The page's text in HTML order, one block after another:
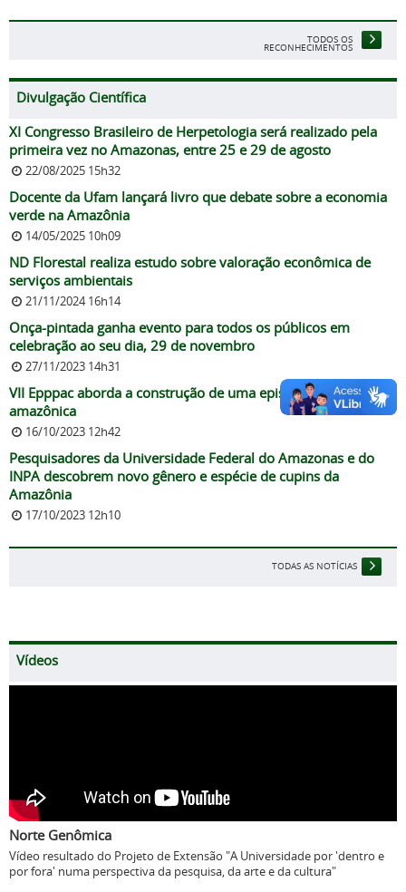
TODOS OS
RECONHECIMENTOS
Divulgação Científica
XI Congresso Brasileiro de Herpetologia será realizado pela
primeira vez no Amazonas, entre 25 e 29 de agosto
22/08/2025 15h32
Docente da Ufam lançará livro que debate sobre a economia
verde na Amazônia
14/05/2025 10h09
ND Florestal realiza estudo sobre valoração econômica de
serviços ambientais
21/11/2024 16h14
Onça-pintada ganha evento para todos os públicos em
celebração ao seu dia, 29 de novembro
27/11/2023 14h31
VII Epppac aborda a construção de uma epistemologia
amazônica
16/10/2023 12h42
Pesquisadores da Universidade Federal do Amazonas e do
INPA descobrem novo gênero e espécie de cupins da
Amazônia
17/10/2023 12h10
TODAS AS NOTÍCIAS
Vídeos
Norte Genômica
Vídeo resultado do Projeto de Extensão "A Universidade por 'dentro e
por fora' numa perspectiva da pesquisa, da arte e da cultura"